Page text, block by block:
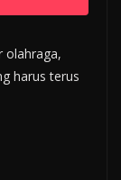
olahraga,
harus terus